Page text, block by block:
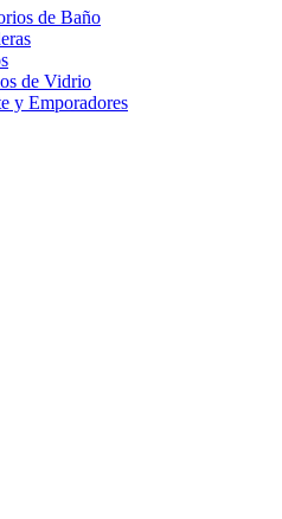
de Baño
de Vidrio
y Emporadores